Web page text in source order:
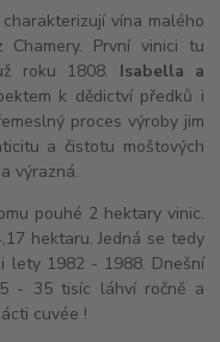
vína malého
První vinici tu
roku 1808. Isabella a
k dědictví předků i
proces výroby jim
a čistotu moštových
výrazná.
pouhé 2 hektary vinic.
hektaru. Jedná se tedy
lety 1982 - 1988. Dnešní
- 35 tisíc láhví ročně a
cuvée !